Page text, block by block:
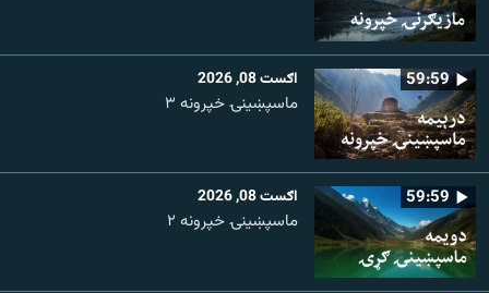
59:59 اګست 08, 2026
ماسپښینۍ خپرونه ۳
59:59 اګست 08, 2026
ماسپښينۍ خپرونه ۲